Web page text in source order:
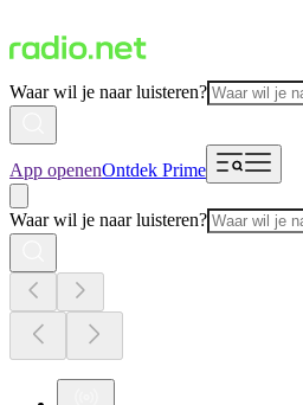
Waar wil je naar luisteren?
App openenOntdek Prime
Waar wil je naar luisteren?